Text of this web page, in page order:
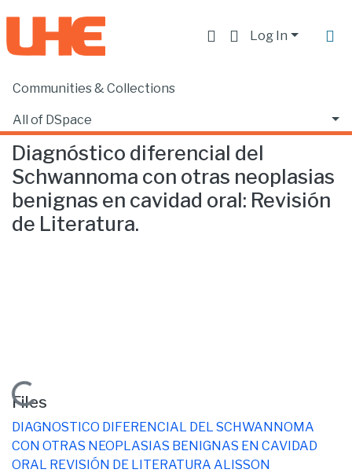
Log In
Communities & Collections
All of DSpace
Statistics
Home
Diagnóstico diferencial del
Schwannoma con otras neoplasias
benignas en cavidad oral: Revisión
de Literatura.
Loading...
Files
DIAGNOSTICO DIFERENCIAL DEL SCHWANNOMA
CON OTRAS NEOPLASIAS BENIGNAS EN CAVIDAD
ORAL REVISIÓN DE LITERATURA ALISSON